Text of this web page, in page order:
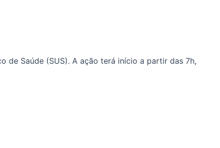
de Saúde (SUS). A ação terá início a partir das 7h,